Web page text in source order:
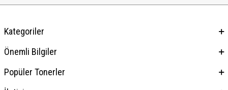
Kategoriler
Önemli Bilgiler
Popüler Tonerler